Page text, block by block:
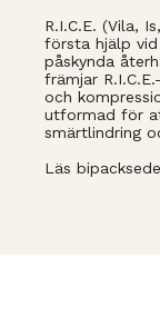
R.I.C.E. (Vila,
första hjälp vid
påskynda
främjar
och
utformad för
smärtlindring
Läs